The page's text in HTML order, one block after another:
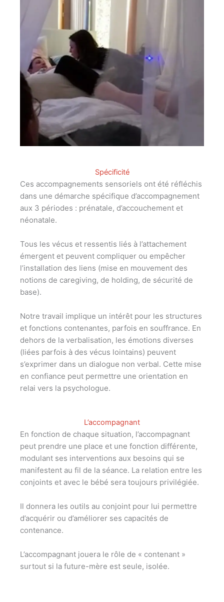
Spécificité
Ces accompagnements sensoriels ont été réfléchis
dans une démarche spécifique d’accompagnement
aux 3 périodes : prénatale, d’accouchement et
néonatale.
Tous les vécus et ressentis liés à l’attachement
émergent et peuvent compliquer ou empêcher
l’installation des liens (mise en mouvement des
notions de caregiving, de holding, de sécurité de
base).
Notre travail implique un intérêt pour les structures
et fonctions contenantes, parfois en souffrance. En
dehors de la verbalisation, les émotions diverses
(liées parfois à des vécus lointains) peuvent
s’exprimer dans un dialogue non verbal. Cette mise
en confiance peut permettre une orientation en
relai vers la psychologue.
L’accompagnant
En fonction de chaque situation, l’accompagnant
peut prendre une place et une fonction différente,
modulant ses interventions aux besoins qui se
manifestent au fil de la séance. La relation entre les
conjoints et avec le bébé sera toujours privilégiée.
Il donnera les outils au conjoint pour lui permettre
d’acquérir ou d’améliorer ses capacités de
contenance.
L’accompagnant jouera le rôle de « contenant »
surtout si la future-mère est seule, isolée.